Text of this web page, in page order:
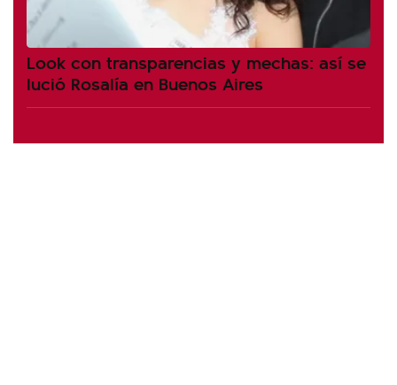
Look con transparencias y mechas: así se
lució Rosalía en Buenos Aires